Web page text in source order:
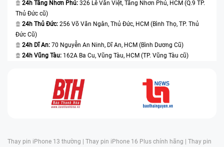
24h Tăng Nhơn Phú: 326 Lê Văn Việt, Tăng Nhơn Phú, HCM (Q.9 TP.
Thủ Đức cũ)
24h Thủ Đức: 256 Võ Văn Ngân, Thủ Đức, HCM (Bình Thọ, TP. Thủ
Đức Cũ)
24h Dĩ An: 70 Nguyễn An Ninh, Dĩ An, HCM (Bình Dương Cũ)
24h Vũng Tàu: 162A Ba Cu, Vũng Tàu, HCM (TP. Vũng Tàu cũ)
Thay pin iPhone 13 thường | Thay pin iPhone 16 Plus chính hãng | Thay pin